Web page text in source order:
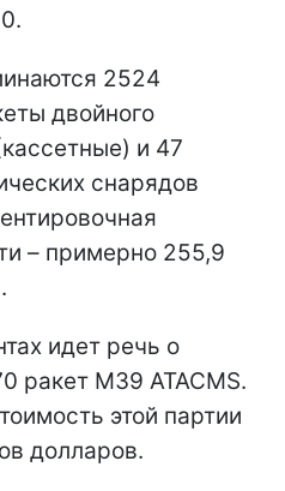
2524
двойного
и 47
снарядов
– примерно 255,9
идет речь о
ракет M39 ATACMS.
этой партии
долларов.